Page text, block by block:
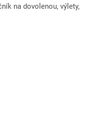
na dovolenou, výlety,